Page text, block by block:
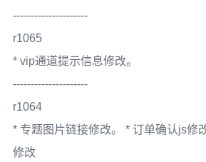
---------------------
r1065
* vip通道提示信息修改。
---------------------
r1064
* 专题图片链接修改。 * 订单确认js修
修改